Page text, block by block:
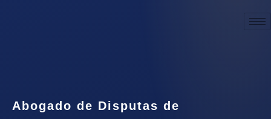
Abogado de Disputas de